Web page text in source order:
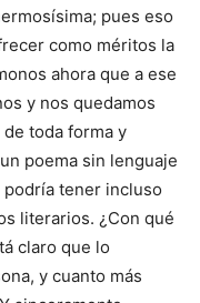
pues eso
como méritos la
ahora que a ese
y nos quedamos
toda forma y
poema sin lenguaje
tener incluso
literarios. ¿Con qué
claro que lo
y cuanto más